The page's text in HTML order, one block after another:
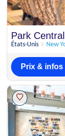
Park Central
États-Unis New
Prix & infos